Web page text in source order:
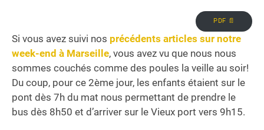
PDF 📄
Si vous avez suivi nos précédents articles sur notre
week-end à Marseille, vous avez vu que nous nous
sommes couchés comme des poules la veille au soir!
Du coup, pour ce 2ème jour, les enfants étaient sur le
pont dès 7h du mat nous permettant de prendre le
bus dès 8h50 et d’arriver sur le Vieux port vers 9h15.